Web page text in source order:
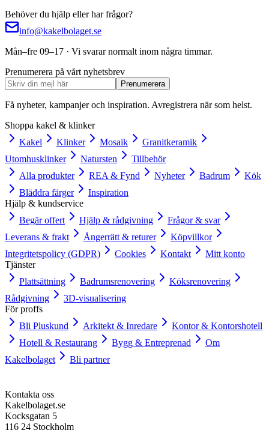
Behöver du hjälp eller har frågor?
info@kakelbolaget.se
Mån–fre 09–17 · Vi svarar normalt inom några timmar.
Prenumerera på vårt nyhetsbrev
Prenumerera
Få nyheter, kampanjer och inspiration. Avregistrera när som helst.
Shoppa kakel & klinker
Kakel
Klinker Mosaik
Granitkeramik
Utomhusklinker
Natursten
Tillbehör
Alla produkter
REA & Fynd Nyheter Badrum
Kök
Bläddra färger
Inspiration
Hjälp & kundservice
Begär offert
Hjälp & rådgivning
Frågor & svar
Leverans & frakt
Ångerrätt & returer
Köpvillkor
Integritetspolicy (GDPR)
Cookies Kontakt
Mitt konto
Tjänster
Plattsättning
Badrumsrenovering
Köksrenovering
Rådgivning
3D-visualisering
För proffs
Bli Pluskund
Arkitekt & Inredare
Kontor & Kontorshotell
Hotell & Restaurang
Bygg & Entreprenad
Om
Kakelbolaget
Bli partner
Kontakta oss
Kakelbolaget.se
Kocksgatan 5
116 24 Stockholm